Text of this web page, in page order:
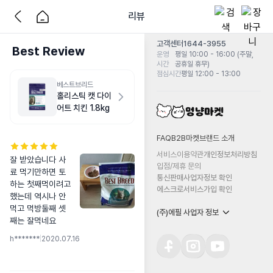
리뷰
Best Review
베스트브리드
홀리스틱 캣 다이
어트 치킨 1.8kg
잘 받았습니다 사
료 먹기만하면 토
하는 첫째먹이려고
했는데 역시나 안
먹고 먹방둘째 셋
째는 잘먹네요
h******* 2020.07.16
고객센터1644-3955
운영
시간
평일 10:00 - 16:00 (주말,
공휴일 휴무)
점심시간평일 12:00 - 13:00
FAQB2B마켓 브랜드 소개
서비스이용약관개인정보처리방침
입점/제휴 문의
통신판매사업자정보 확인
에스크로서비스가입 확인
(주)에필 사업자 정보